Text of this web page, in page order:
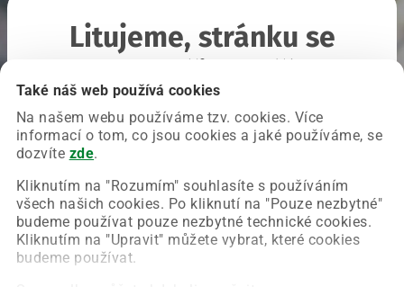
Také náš web používá cookies
Na našem webu používáme tzv. cookies. Více
informací o tom, co jsou cookies a jaké používáme, se
dozvíte zde.
Kliknutím na "Rozumím" souhlasíte s používáním
všech našich cookies. Po kliknutí na "Pouze nezbytné"
budeme používat pouze nezbytné technické cookies.
Kliknutím na "Upravit" můžete vybrat, které cookies
budeme používat.
Litujeme, stránku se
Chyba nastala na naší straně a už ji opravujeme.
Zkuste prosím znovu načíst požadovanou stránku.
Obnovit stránku Úvodní strana